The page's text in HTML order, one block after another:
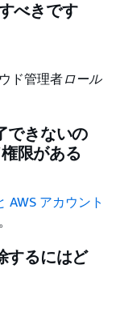
べきです
ド管理者ロール
できないの
限がある
AWS アカウント
するにはど